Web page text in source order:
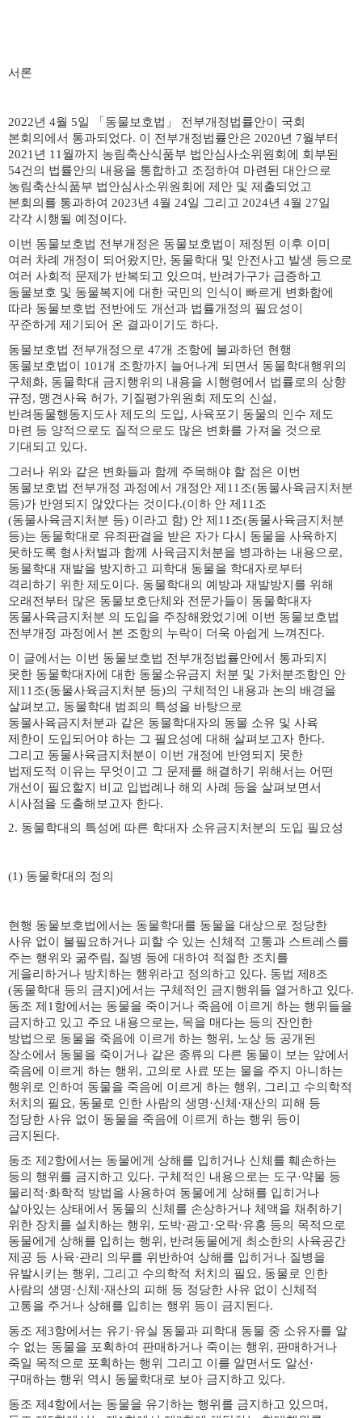
서론
2022년 4월 5일 「 동물보호법 」 전부개정법률안이 국회
본회의에서 통과되었다. 이 전부개정법률안은 2020년 7월부터
2021년 11월까지 농림축산식품부 법안심사소위원회에 회부된
54건의 법률안의 내용을 통합하고 조정하여 마련된 대안으로
농림축산식품부 법안심사소위원회에 제안 및 제출되었고
본회의를 통과하여 2023년 4월 24일 그리고 2024년 4월 27일
각각 시행될 예정이다.
이번 동물보호법 전부개정은 동물보호법이 제정된 이후 이미
여러 차례 개정이 되어왔지만, 동물학대 및 안전사고 발생 등으로
여러 사회적 문제가 반복되고 있으며 , 반려가구가 급증하고
동물보호 및 동물복지에 대한 국민의 인식이 빠르게 변화함에
따라 동물보호법 전반에도 개선과 법률개정의 필요성이
꾸준하게 제기되어 온 결과이기도 하다.
동물보호법 전부개정으로 47개 조항에 불과하던 현행
동물보호법이 101개 조항까지 늘어나게 되면서 동물학대행위의
구체화, 동물학대 금지행위의 내용을 시행령에서 법률로의 상향
규정, 맹견사육 허가, 기질평가위원회 제도의 신설,
반려동물행동지도사 제도의 도입, 사육포기 동물의 인수 제도
마련 등 양적으로도 질적으로도 많은 변화를 가져올 것으로
기대되고 있다.
그러나 위와 같은 변화들과 함께 주목해야 할 점은 이번
동물보호법 전부개정 과정에서 개정안 제 11조(동물사육금지처분
등)가 반영되지 않았다는 것이다.(이하 안 제 11조
(동물사육금지처분 등) 이라고 함) 안 제 11조(동물사육금지처분
등)는 동물학대로 유죄판결을 받은 자가 다시 동물을 사육하지
못하도록 형사처벌과 함께 사육금지처분을 병과하는 내용으로,
동물학대 재발을 방지하고 피학대 동물을 학대자로부터
격리하기 위한 제도이다. 동물학대의 예방과 재발방지를 위해
오래전부터 많은 동물보호단체와 전문가들이 동물학대자
동물사육금지처분 의 도입을 주장해왔었기에 이번 동물보호법
전부개정 과정에서 본 조항의 누락이 더욱 아쉽게 느껴진다.
이 글에서는 이번 동물보호법 전부개정법률안에서 통과되지
못한 동물학대자에 대한 동물소유금지 처분 및 가처분조항인 안
제 11조(동물사육금지처분 등)의 구체적인 내용과 논의 배경을
살펴보고, 동물학대 범죄의 특성을 바탕으로
동물사육금지처분과 같은 동물학대자의 동물 소유 및 사육
제한이 도입되어야 하는 그 필요성에 대해 살펴보고자 한다.
그리고 동물사육금지처분이 이번 개정에 반영되지 못한
법제도적 이유는 무엇이고 그 문제를 해결하기 위해서는 어떤
개선이 필요할지 비교 입법례나 해외 사례 등을 살펴보면서
시사점을 도출해보고자 한다.
2. 동물학대의 특성에 따른 학대자 소유금지처분의 도입 필요성
(1) 동물학대의 정의
현행 동물보호법에서는 동물학대를 동물을 대상으로 정당한
사유 없이 불필요하거나 피할 수 있는 신체적 고통과 스트레스를
주는 행위와 굶주림, 질병 등에 대하여 적절한 조치를
게을리하거나 방치하는 행위라고 정의하고 있다. 동법 제 8조
(동물학대 등의 금지 )에서는 구체적인 금지행위들 열거하고 있다.
동조 제 1항에서는 동물을 죽이거나 죽음에 이르게 하는 행위들을
금지하고 있고 주요 내용으로는, 목을 매다는 등의 잔인한
방법으로 동물을 죽음에 이르게 하는 행위 , 노상 등 공개된
장소에서 동물을 죽이거나 같은 종류의 다른 동물이 보는 앞에서
죽음에 이르게 하는 행위 , 고의로 사료 또는 물을 주지 아니하는
행위로 인하여 동물을 죽음에 이르게 하는 행위 , 그리고 수의학적
처치의 필요, 동물로 인한 사람의 생명·신체 ·재산의 피해 등
정당한 사유 없이 동물을 죽음에 이르게 하는 행위 등이
금지된다.
동조 제 2항에서는 동물에게 상해를 입히거나 신체를 훼손하는
등의 행위를 금지하고 있다. 구체적인 내용으로는 도구·약물 등
물리적·화학적 방법을 사용하여 동물에게 상해를 입히거나
살아있는 상태에서 동물의 신체를 손상하거나 체액을 채취하기
위한 장치를 설치하는 행위 , 도박·광고·오락·유흥 등의 목적으로
동물에게 상해를 입히는 행위 , 반려동물에게 최소한의 사육공간
제공 등 사육·관리 의무를 위반하여 상해를 입히거나 질병을
유발시키는 행위 , 그리고 수의학적 처치의 필요, 동물로 인한
사람의 생명·신체 ·재산의 피해 등 정당한 사유 없이 신체적
고통을 주거나 상해를 입히는 행위 등이 금지된다.
동조 제 3항에서는 유기 ·유실 동물과 피학대 동물 중 소유자를 알
수 없는 동물을 포획하여 판매하거나 죽이는 행위 , 판매하거나
죽일 목적으로 포획하는 행위 그리고 이를 알면서도 알선·
구매하는 행위 역시 동물학대로 보아 금지하고 있다.
동조 제 4항에서는 동물을 유기하는 행위를 금지하고 있으며 ,